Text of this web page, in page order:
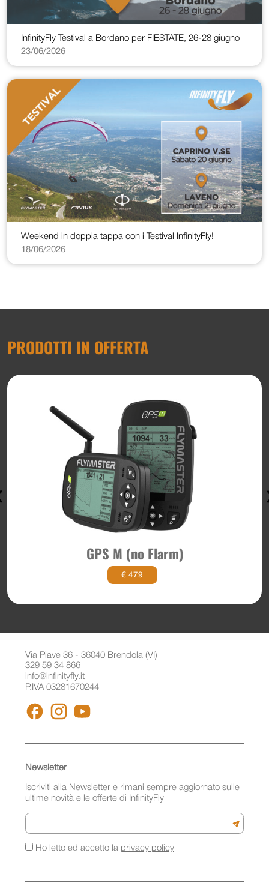
InfinityFly Testival a Bordano per FIESTATE, 26-28 giugno
23/06/2026
Weekend in doppia tappa con i Testival InfinityFly!
18/06/2026
PRODOTTI IN OFFERTA
GPS M (no Flarm)
€ 479
Via Piave 36 - 36040 Brendola (VI)
329 59 34 866
info@infinityfly.it
P.IVA 03281670244
FACEBOOKINSTAGRAM
Newsletter
Iscriviti alla Newsletter e rimani sempre aggiornato sulle
ultime novità e le offerte di InfinityFly
Email
Iscriviti
Ho letto ed accetto la privacy policy